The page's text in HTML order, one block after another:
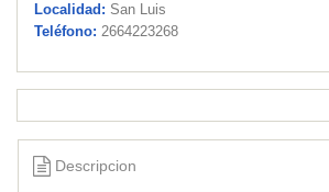
Localidad: San Luis
Teléfono: 2664223268
Descripcion